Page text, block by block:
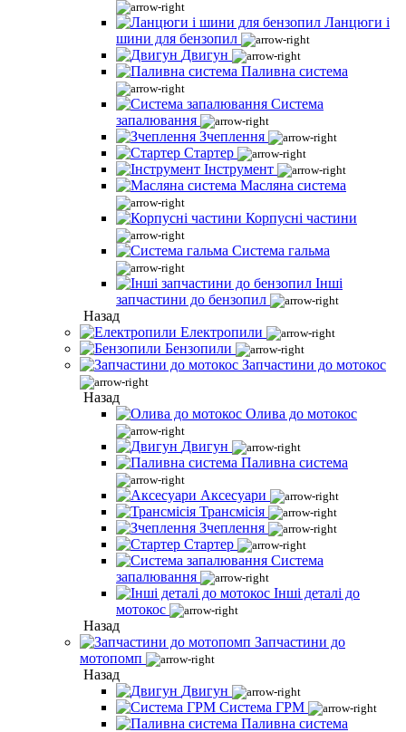
Ланцюги і
шини для бензопил
Двигун
Паливна система
Система
запалювання
Зчеплення
Стартер
Інструмент
Масляна система
Корпусні частини
Система гальма
Інші
запчастини до бензопил
Назад
Електропили
Бензопили
Запчастини до мотокос
Назад
Олива до мотокос
Двигун
Паливна система
Аксесуари
Трансмісія
Зчеплення
Стартер
Система
запалювання
Інші деталі до
мотокос
Назад
Запчастини до
мотопомп
Назад
Двигун
Система ГРМ
Паливна система